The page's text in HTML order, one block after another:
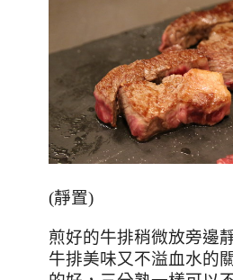
(靜置)
煎好的牛排稍微放旁邊
牛排美味又不溢血水的